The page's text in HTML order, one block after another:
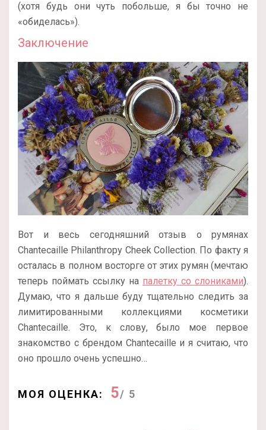
(хотя будь они чуть побольше, я бы точно не
«обиделась»).
Заключение
Вот и весь сегодняшний отзыв о румянах
Chantecaille Philanthropy Cheek Collection. По факту я
осталась в полном восторге от этих румян (мечтаю
теперь поймать ссылку на палетку со слониками).
Думаю, что я дальше буду тщательно следить за
лимитированными коллекциями косметики
Chantecaille. Это, к слову, было мое первое
знакомство c брендом Chantecaille и я считаю, что
оно прошло очень успешно…
МОЯ ОЦЕНКА: 5/ 5